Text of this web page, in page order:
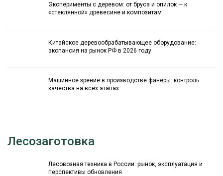
Эксперименты с деревом: от бруса и опилок — к
«стеклянной» древесине и композитам
Китайское деревообрабатывающее оборудование:
экспансия на рынок РФ в 2026 году
Машинное зрение в производстве фанеры: контроль
качества на всех этапах
Лесозаготовка
Лесовозная техника в России: рынок, эксплуатация и
перспективы обновления